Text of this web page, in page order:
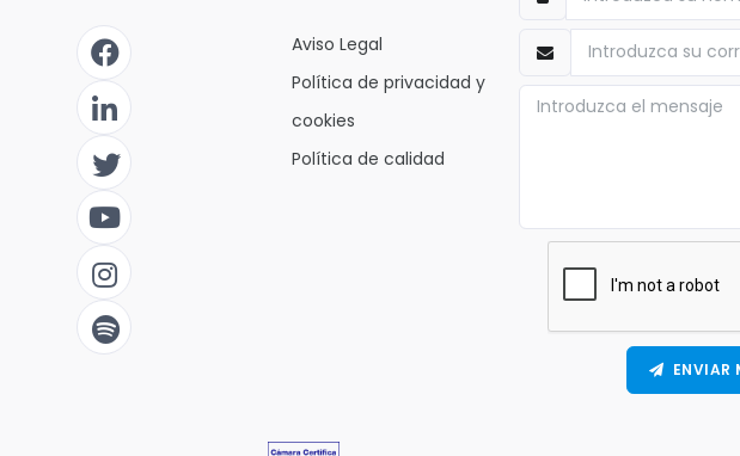
Aviso Legal
Política de privacidad y
cookies
Política de calidad
ENVIAR